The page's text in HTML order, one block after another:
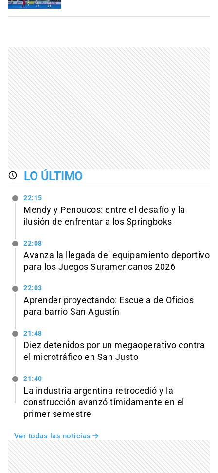
LO ÚLTIMO
22:15
Mendy y Penoucos: entre el desafío y la
ilusión de enfrentar a los Springboks
22:08
Avanza la llegada del equipamiento deportivo
para los Juegos Suramericanos 2026
22:03
Aprender proyectando: Escuela de Oficios
para barrio San Agustín
21:48
Diez detenidos por un megaoperativo contra
el microtráfico en San Justo
21:40
La industria argentina retrocedió y la
construcción avanzó tímidamente en el
primer semestre
Ver todas las noticias